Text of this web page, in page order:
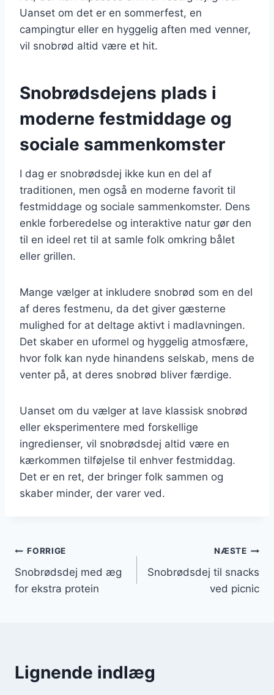
Uanset om det er en sommerfest, en
campingtur eller en hyggelig aften med venner,
vil snobrød altid være et hit.
Snobrødsdejens plads i
moderne festmiddage og
sociale sammenkomster
I dag er snobrødsdej ikke kun en del af
traditionen, men også en moderne favorit til
festmiddage og sociale sammenkomster. Dens
enkle forberedelse og interaktive natur gør den
til en ideel ret til at samle folk omkring bålet
eller grillen.
Mange vælger at inkludere snobrød som en del
af deres festmenu, da det giver gæsterne
mulighed for at deltage aktivt i madlavningen.
Det skaber en uformel og hyggelig atmosfære,
hvor folk kan nyde hinandens selskab, mens de
venter på, at deres snobrød bliver færdige.
Uanset om du vælger at lave klassisk snobrød
eller eksperimentere med forskellige
ingredienser, vil snobrødsdej altid være en
kærkommen tilføjelse til enhver festmiddag.
Det er en ret, der bringer folk sammen og
skaber minder, der varer ved.
Indlægsnavigation
FORRIGE
Snobrødsdej med æg
for ekstra protein
NÆSTE
Snobrødsdej til snacks
ved picnic
Lignende indlæg